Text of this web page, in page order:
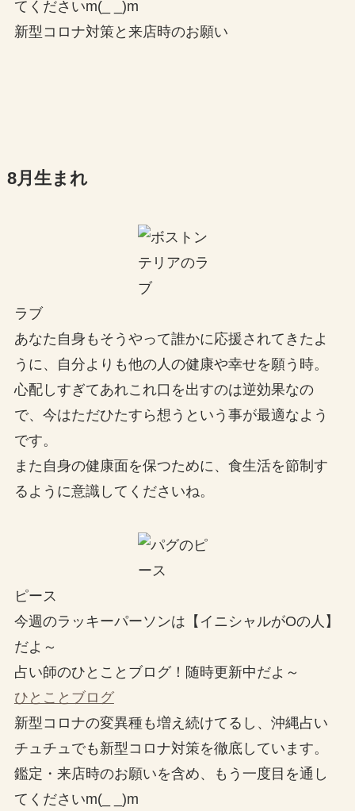
てくださいm(_ _)m
新型コロナ対策と来店時のお願い
8月生まれ
ラブ
あなた自身もそうやって誰かに応援されてきたよ
うに、自分よりも他の人の健康や幸せを願う時。
心配しすぎてあれこれ口を出すのは逆効果なの
で、今はただひたすら想うという事が最適なよう
です。
また自身の健康面を保つために、食生活を節制す
るように意識してくださいね。
ピース
今週のラッキーパーソンは【イニシャルがOの人】
だよ～
占い師のひとことブログ！随時更新中だよ～
ひとことブログ
新型コロナの変異種も増え続けてるし、沖縄占い
チュチュでも新型コロナ対策を徹底しています。
鑑定・来店時のお願いを含め、もう一度目を通し
てくださいm(_ _)m